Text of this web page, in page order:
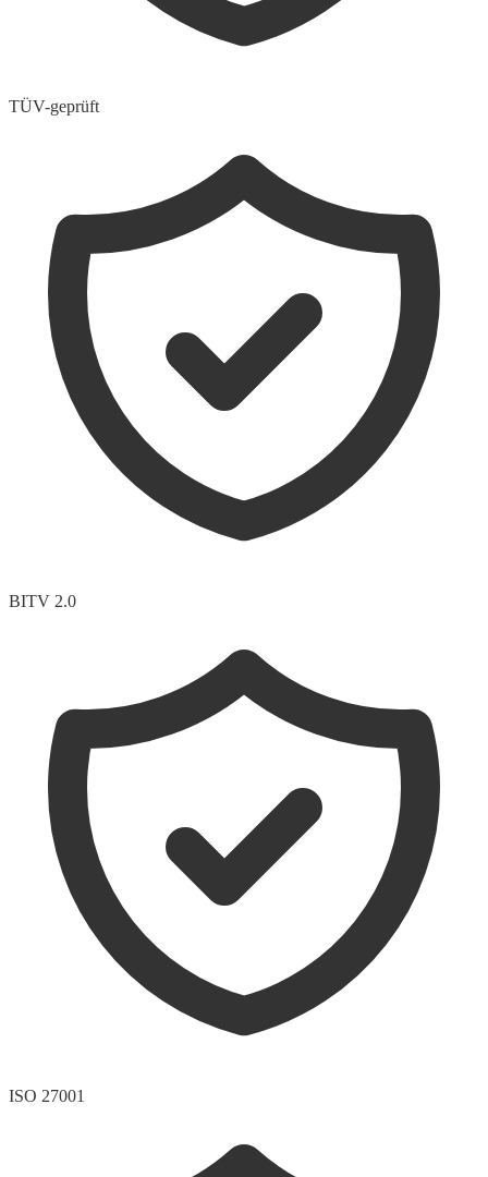
TÜV-geprüft
BITV 2.0
ISO 27001